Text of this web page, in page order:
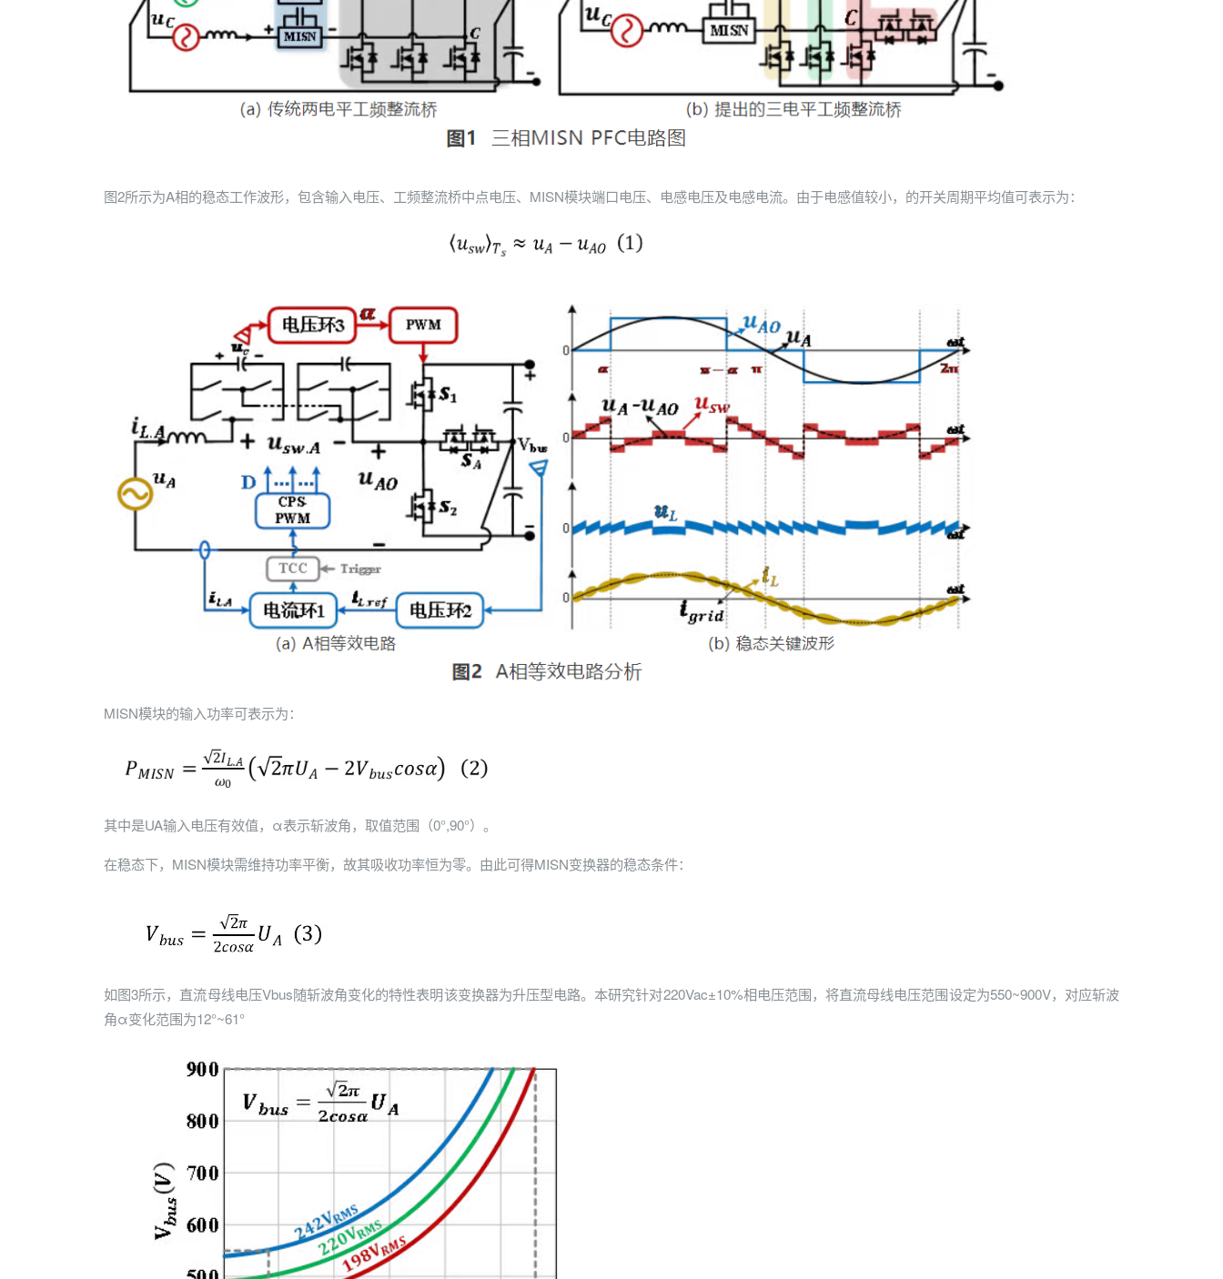
图2所示为A相的稳态工作波形，包含输入电压、工频整流桥中点电压、MISN模块端口电压、电感电压及电感电流。由于电感值较小，的开关周期平均值可表示为：
MISN模块的输入功率可表示为：
其中是UA输入电压有效值，α表示斩波角，取值范围（0°,90°）。
在稳态下，MISN模块需维持功率平衡，故其吸收功率恒为零。由此可得MISN变换器的稳态条件：
如图3所示，直流母线电压Vbus随斩波角变化的特性表明该变换器为升压型电路。本研究针对220Vac±10%相电压范围，将直流母线电压范围设定为550~900V，对应斩波
角α变化范围为12°~61°